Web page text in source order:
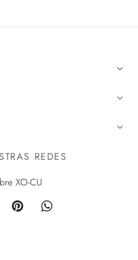
REDES
XO-CU